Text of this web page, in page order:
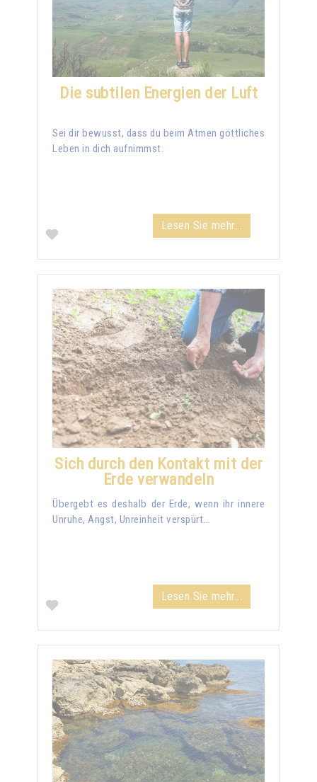
Die subtilen Energien der Luft
Sei dir bewusst, dass du beim Atmen göttliches
Leben in dich aufnimmst.
Lesen Sie mehr...
Sich durch den Kontakt mit der
Erde verwandeln
Übergebt es deshalb der Erde, wenn ihr innere
Unruhe, Angst, Unreinheit verspürt...
Lesen Sie mehr...